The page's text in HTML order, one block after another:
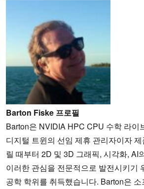
Barton Fiske 프로필
Barton은 NVIDIA HPC CPU 수학 라이
디지털 트윈의 선임 제휴 관리자이자
릴 때부터 2D 및 3D 그래픽, 시각화, AI
이러한 관심을 전문적으로 발전시키기
공학 학위를 취득했습니다. Barton은